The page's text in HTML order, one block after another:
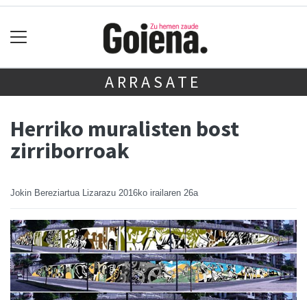
ARRASATE
Herriko muralisten bost
zirriborroak
Jokin Bereziartua Lizarazu 2016ko irailaren 26a